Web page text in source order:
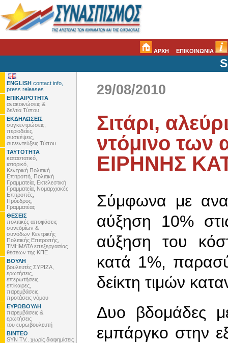
ΑΡΧΗ ΕΠΙΚΟΙΝΩΝΙΑ
ENGLISH contact info,
press releases
ΕΠΙΚΑΙΡΟΤΗΤΑ
ανακοινώσεις &
δελτία Τύπου
ΕΚΔΗΛΩΣΕΙΣ
συγκεντρώσεις,
περιοδείες,
συσκέψεις,
συνεντεύξεις Τύπου
ΤΑΥΤΟΤΗΤΑ
καταστατικό,
ιστορικό,
Κεντρική Πολιτική
Επιτροπή, Πολιτική
Γραμματεία, Εκτελεστική
Γραμματεία, Νομαρχιακές
Επιτροπές,
Πρόεδρος,
Γραμματέας
ΘΕΣΕΙΣ
πολιτικές αποφάσεις
συνεδρίων &
συνόδων Κεντρικής
Πολιτικής Επιτροπής,
ΤΜΗΜΑΤΑ επεξεργασίας
θέσεων της ΚΠΕ
ΒΟΥΛΗ
βουλευτές ΣΥΡΙΖΑ,
ερωτήσεις,
επερωτήσεις,
επίκαιρες,
παρεμβάσεις,
προτάσεις νόμου
ΕΥΡΩΒΟΥΛΗ
παρεμβάσεις &
ερωτήσεις
του ευρωβουλευτή
ΒΙΝΤΕΟ
SYN TV.. χωρίς διαφημίσεις
29/08/2010
Σιτάρι,
ντόμινο των
ΕΙΡΗΝΗΣ
Σύμφωνα με
αύξηση 10%
αύξηση του
κατά 1%,
δείκτη τιμών
Δυο βδομάδες
εμπάργκο στην